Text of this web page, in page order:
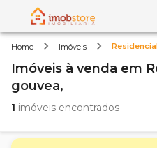
Home Imóveis
Imóveis à venda em
gouvea,
1 imóveis encontrados